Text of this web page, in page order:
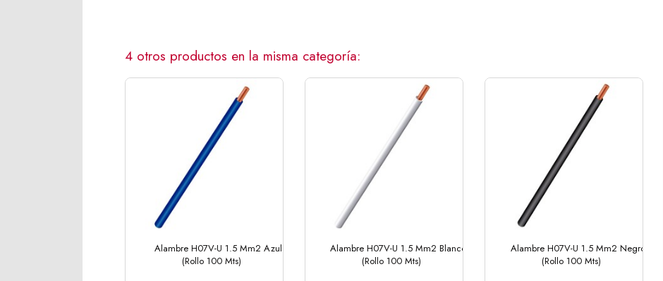
4 otros productos en la misma categoría:
Alambre H07V-U 1.5 Mm2 Azul
(Rollo 100 Mts)
Alambre H07V-U 1.5 Mm2 Blanco
(Rollo 100 Mts)
Alambre H07V-U 1.5 Mm2 Negro
(Rollo 100 Mts)